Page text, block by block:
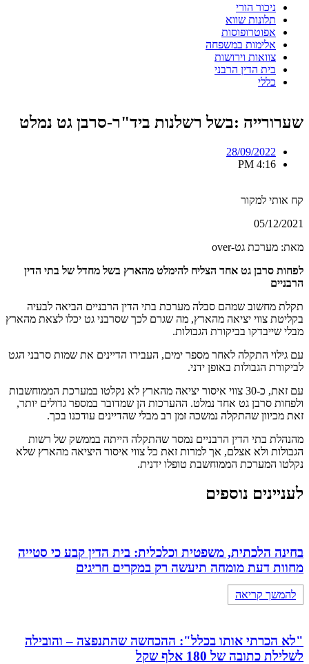
ניכור הורי
תלונות שווא
אפוטרופוסות
אלימות במשפחה
צוואות וירושות
בית הדין הרבני
כללי
שערורייה :בשל רשלנות ביד"ר-סרבן גט נמלט
28/09/2022
4:16 PM
קח אותי למקור
05/12/2021
מאת: מערכת גט-over
לפחות סרבן גט אחד הצליח להימלט מהארץ בשל מחדל של בתי הדין
הרבניים
תקלת מחשוב שמהם סבלה מערכת בתי הדין הרבניים הביאה לבעיה
בקליטת צווי יציאה מהארץ, מה שגרם לכך שסרבני גט יכלו לצאת מהארץ
מבלי שייבדקו בביקורת הגבולות.
עם גילוי התקלה לאחר מספר ימים, העבירו הדיינים את שמות סרבני הגט
לביקורת הגבולות באופן ידני.
עם זאת, כ-30 צווי איסור יציאה מהארץ לא נקלטו במערכת הממוחשבות
ולפחות סרבן גט אחד נמלט. ההערכות הן שמדובר במספר גדולים יותר,
זאת מכיוון שהתקלה נמשכה זמן רב מבלי שהדיינים עודכנו בכך.
מהנהלת בתי הדין הרבניים נמסר שהתקלה הייתה בממשק של רשות
הגבולות ולא אצלם, אך למרות זאת כל צווי איסור היציאה מהארץ שלא
נקלטו המערכת הממוחשבת טופלו ידנית.
לעניינים נוספים
בחינה הלכתית, משפטית וכלכלית: בית הדין קבע כי סטייה
מחוות דעת מומחה תיעשה רק במקרים חריגים
להמשך קריאה
"לא הכרתי אותו בכלל": ההכחשה שהתנפצה – והובילה
לשלילת כתובה של 180 אלף שקל